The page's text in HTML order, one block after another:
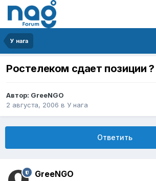
У нага
Ростелеком сдает позиции ?
Автор: GreeNGO
2 августа, 2006 в У нага
Ответить
GreeNGO